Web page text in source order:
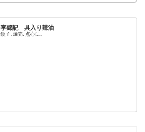
李錦記 具入り辣油
餃子､焼売､点心に。